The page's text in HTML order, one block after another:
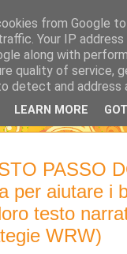
PASSO
per aiutare i
testo
WRW)
from Google
Your IP
along with
quality of service,
detect and address
LEARN MORE